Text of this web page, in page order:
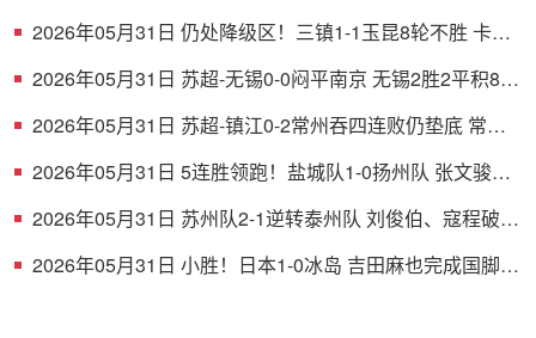
2026年05月31日 仍处降级区！三镇1-1玉昆8轮不胜 卡迪
2026年05月31日 苏超-无锡0-0闷平南京 无锡2胜2平积8分
2026年05月31日 苏超-镇江0-2常州吞四连败仍垫底 常州
2026年05月31日 5连胜领跑！盐城队1-0扬州队 张文骏点
2026年05月31日 苏州队2-1逆转泰州队 刘俊伯、寇程破门
2026年05月31日 小胜！日本1-0冰岛 吉田麻也完成国脚谢